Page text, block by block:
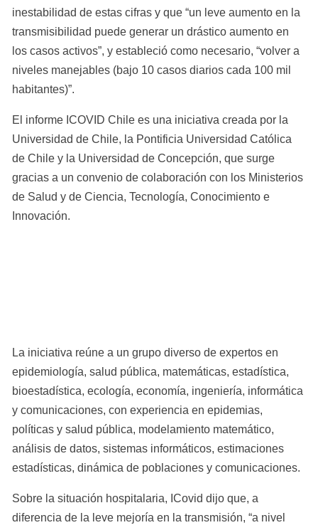
inestabilidad de estas cifras y que “un leve aumento en la
transmisibilidad puede generar un drástico aumento en
los casos activos”, y estableció como necesario, “volver a
niveles manejables (bajo 10 casos diarios cada 100 mil
habitantes)”.
El informe ICOVID Chile es una iniciativa creada por la
Universidad de Chile, la Pontificia Universidad Católica
de Chile y la Universidad de Concepción, que surge
gracias a un convenio de colaboración con los Ministerios
de Salud y de Ciencia, Tecnología, Conocimiento e
Innovación.
La iniciativa reúne a un grupo diverso de expertos en
epidemiología, salud pública, matemáticas, estadística,
bioestadística, ecología, economía, ingeniería, informática
y comunicaciones, con experiencia en epidemias,
políticas y salud pública, modelamiento matemático,
análisis de datos, sistemas informáticos, estimaciones
estadísticas, dinámica de poblaciones y comunicaciones.
Sobre la situación hospitalaria, ICovid dijo que, a
diferencia de la leve mejoría en la transmisión, “a nivel